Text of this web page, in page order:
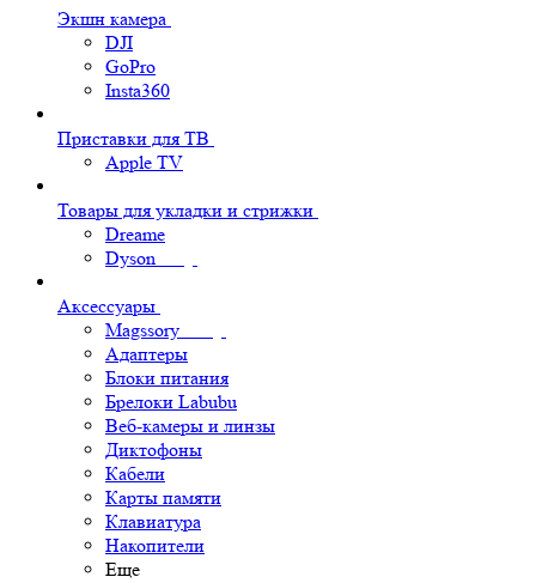
Экшн камера
DJI
GoPro
Insta360
Приставки для ТВ
Apple TV
Товары для укладки и стрижки
Dreame
Dyson
Аксессуары
Magssory
Адаптеры
Блоки питания
Брелоки Labubu
Веб-камеры и линзы
Диктофоны
Кабели
Карты памяти
Клавиатура
Накопители
Еще